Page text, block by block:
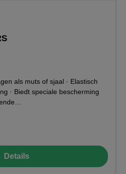
als muts of sjaal · Elastisch
· Biedt speciale bescherming
Toepassingsgebied-
Details